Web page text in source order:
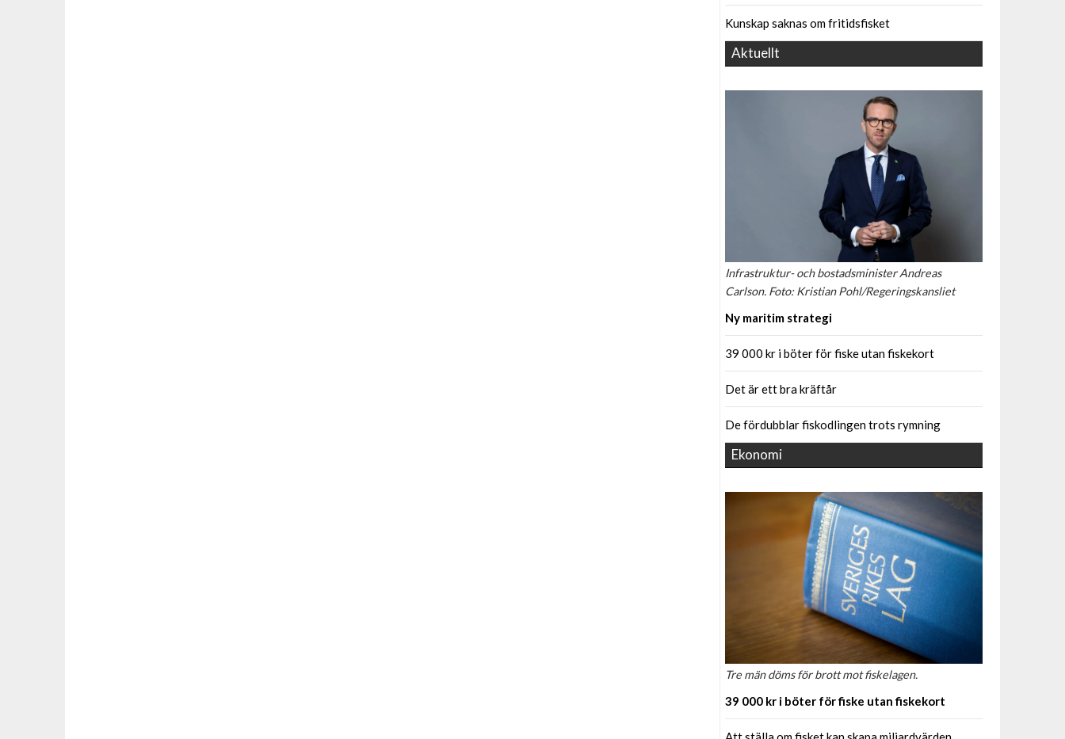
Kunskap saknas om fritidsfisket
Aktuellt
Infrastruktur- och bostadsminister Andreas
Carlson. Foto: Kristian Pohl/Regeringskansliet
Ny maritim strategi
39 000 kr i böter för fiske utan fiskekort
Det är ett bra kräftår
De fördubblar fiskodlingen trots rymning
Ekonomi
Tre män döms för brott mot fiskelagen.
39 000 kr i böter för fiske utan fiskekort